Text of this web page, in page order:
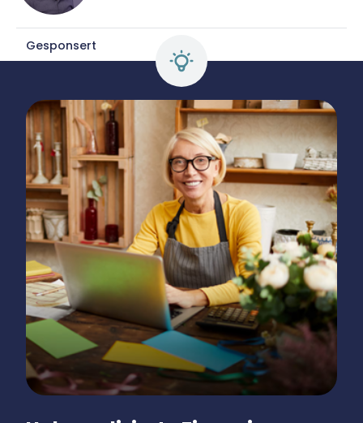
René Klein
Für-Gründer.de Redaktion
Seit 2010 ist René als Gründer von Für-
Gründer.de Teil der deutschen
Gründerlandschaft. Seine Mission:
Gründerinnen und Gründern praxisnahe
Inhalte und echte Insights an die Hand zu
geben. Das tut er als Chefredakteur,
Podcast-Host, Webinar-Moderator und auf
unserem YouTube-Kanal.
Er ist Interviewpartner in anderen Medien
und verfasst Fachbeiträge zu
Gründungsthemen.